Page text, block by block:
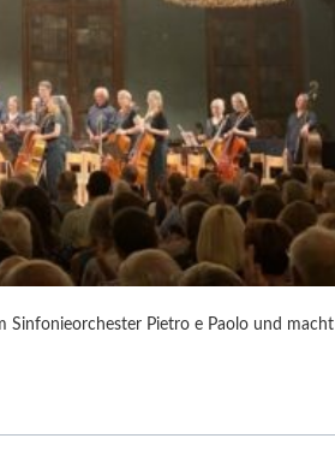
Sinfonieorchester Pietro e Paolo und macht